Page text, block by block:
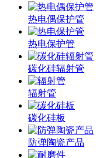
热电偶保护管
热电保护管
碳化硅辐射管
辐射管
碳化硅板
防弹陶瓷产品